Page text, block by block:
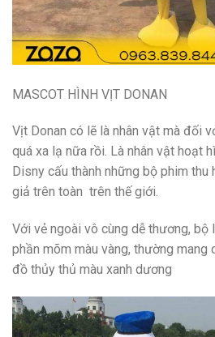
MASCOT HÌNH VỊT DONAN
Vịt Donan có lẽ là nhân vật mà đối
quá xa lạ nữa rồi. Là nhân vật hoạt
Disny cấu thành những bộ phim thu
giả trên toàn trên thế giới.
Với vẻ ngoài vô cùng dễ thương, bộ
phần mõm màu vàng, thường mang
đồ thủy thủ màu xanh dương